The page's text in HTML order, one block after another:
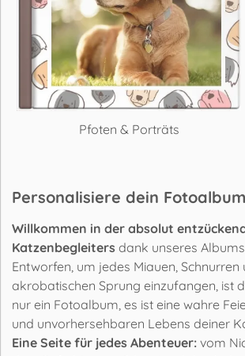
Pfoten & Porträts
Personalisiere dein
Willkommen in der absolut
Katzenbegleiters dank unseres
Entworfen, um jedes Miauen, Schnurren
akrobatischen Sprung einzufangen, ist
nur ein Fotoalbum, es ist eine wahre
und unvorhersehbaren Lebens deiner
Eine Seite für jedes Abenteuer: vom